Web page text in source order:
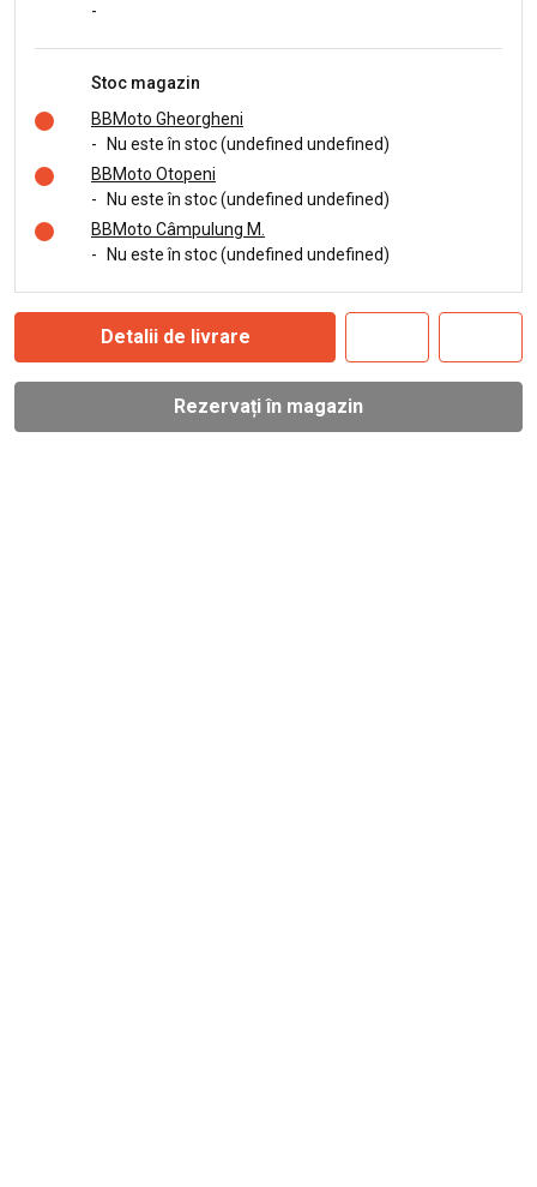
-
Stoc magazin
BBMoto Gheorgheni
-
Nu este în stoc (undefined undefined)
BBMoto Otopeni
-
Nu este în stoc (undefined undefined)
BBMoto Câmpulung M.
-
Nu este în stoc (undefined undefined)
Detalii de livrare
Rezervați în magazin